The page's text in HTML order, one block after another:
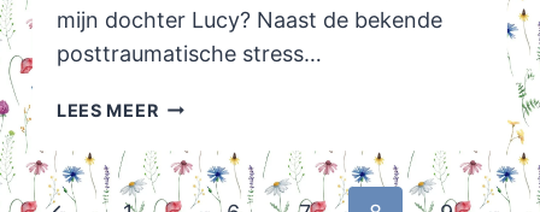
mijn dochter Lucy? Naast de bekende
posttraumatische stress…
LEES MEERHUISVLIJT
BEN